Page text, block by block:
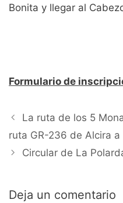
Bonita y llegar al
Formulario de
La ruta de los 5
ruta GR-236 de Alcira a
Circular de La
Deja un comentario